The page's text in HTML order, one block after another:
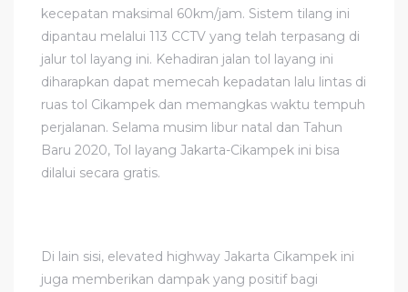
kecepatan maksimal 60km/jam. Sistem tilang ini
dipantau melalui 113 CCTV yang telah terpasang di
jalur tol layang ini. Kehadiran jalan tol layang ini
diharapkan dapat memecah kepadatan lalu lintas di
ruas tol Cikampek dan memangkas waktu tempuh
perjalanan. Selama musim libur natal dan Tahun
Baru 2020, Tol layang Jakarta-Cikampek ini bisa
dilalui secara gratis.
Di lain sisi, elevated highway Jakarta Cikampek ini
juga memberikan dampak yang positif bagi